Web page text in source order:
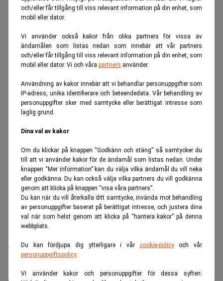
och/eller får tillgång till viss relevant information på din enhet, som
mobil eller dator.
Vi använder också kakor från olika partners för vissa av
ändamålen som listas nedan som innebär att vår partners
och/eller får tillgång till viss relevant information på din enhet, som
mobil eller dator. Vi och våra partners använder.
Användning av kakor innebär att vi behandlar personuppgifter som
IP-adress, unika identifierare och beteendedata. Vår behandling av
personuppgifter sker med samtycke eller berättigat intresse som
laglig grund.
Dina val av kakor
Om du klickar på knappen “Godkänn och stäng” så samtycker du
till att vi använder kakor för de ändamål som listas nedan. Under
knappen “Mer information” kan du välja vilka ändamål du vill neka
eller godkänna. Du kan också välja vilka partners du vill godkänna
genom att klicka på knappen “visa våra partners”.
Du kan när du vill återkalla ditt samtycke, invända mot behandling
av personuppgifter baserat på berättigat intresse, och justera dina
val när som helst genom att klicka på “hantera kakor” på denna
webbplats.
Du kan fördjupa dig ytterligare i vår cookie-policyoch vår
personuppgiftspolicy.
Vi använder kakor och personuppgifter för dessa syften:
ANNONS
Vinge tappar mark – Mannheimer
Swartling drar ifrån